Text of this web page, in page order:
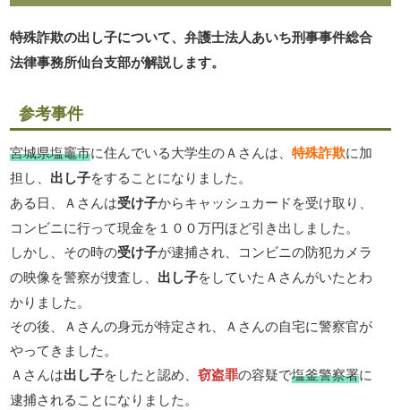
特殊詐欺の出し子について、弁護士法人あいち刑事事件総合
法律事務所仙台支部が解説します。
参考事件
宮城県塩竈市に住んでいる大学生のＡさんは、特殊詐欺に加
担し、 出し子をすることになりました。
ある日、Ａさんは受け子からキャッシュカードを受け取り、
コンビニに行って現金を１００万円ほど引き出しました。
しかし、その時の受け子が逮捕され、コンビニの防犯カメラ
の映像を警察が捜査し、 出し子をしていたＡさんがいたとわ
かりました。
その後、Ａさんの身元が特定され、Ａさんの自宅に警察官が
やってきました。
Ａさんは出し子をしたと認め、窃盗罪の容疑で塩釜警察署に
逮捕されることになりました。